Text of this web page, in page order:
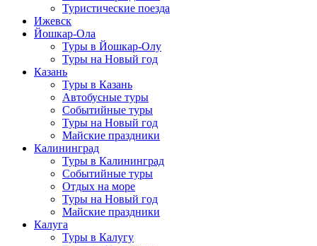
Туристические поезда
Ижевск
Йошкар-Ола
Туры в Йошкар-Олу
Туры на Новый год
Казань
Туры в Казань
Автобусные туры
Событийные туры
Туры на Новый год
Майские праздники
Калининград
Туры в Калининград
Событийные туры
Отдых на море
Туры на Новый год
Майские праздники
Калуга
Туры в Калугу